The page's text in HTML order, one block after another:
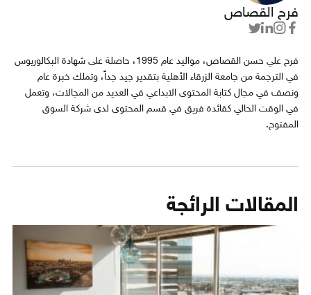
فرح القصاص
فرح علي حسن القصاص، مواليد عام 1995، حاصلة على شهادة البكالوريوس
في الترجمة من جامعة الزرقاء الأهلية بتقدير جيد جداً، وتملك خبرة عام
ونصف في مجال كتابة المحتوى الابداعي في العديد من المجالات، وتعمل
في الوقت الحالي كقائدة فريق في قسم المحتوى لدى شركة السوق
المفتوح.
المقالات الرائجة